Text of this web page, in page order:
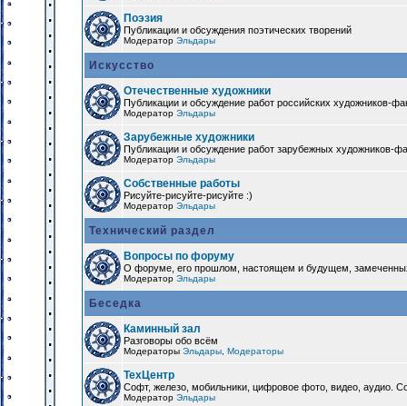
Поэзия
Публикации и обсуждения поэтических творений
Модератор Эльдары
Искусство
Отечественные художники
Публикации и обсуждение работ российских художников-
Модератор Эльдары
Зарубежные художники
Публикации и обсуждение работ зарубежных художников-
Модератор Эльдары
Собственные работы
Рисуйте-рисуйте-рисуйте :)
Модератор Эльдары
Технический раздел
Вопросы по форуму
О форуме, его прошлом, настоящем и будущем,
Модератор Эльдары
Беседка
Каминный зал
Разговоры обо всём
Модераторы Эльдары Модераторы
ТехЦентр
Софт, железо, мобильники, цифровое фото, видео, аудио.
Модератор Эльдары